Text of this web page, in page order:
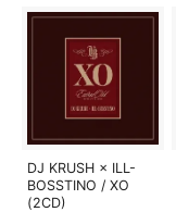
DJ KRUSH × ILL-
BOSSTINO / XO
(2CD)